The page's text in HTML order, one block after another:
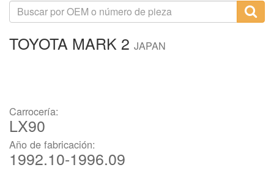
TOYOTA MARK 2 JAPAN
Carrocería:
LX90
Año de fabricación:
1992.10-1996.09